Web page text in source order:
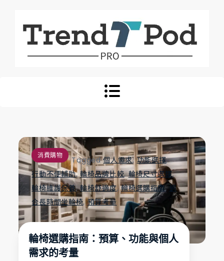
content
Trend Pod
消費購物 Tagged個人需求,功能選擇,
行動不便輔助,輪椅品牌比較,輪椅尺寸選擇,
輪椅維護保養,輪椅舒適度,輪椅選購指南, 適
合長時間坐輪椅,預算考量
輪椅選購指南：預算、功能與個人
需求的考量